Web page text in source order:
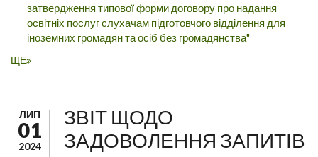
затвердження типової форми договору про надання
освітніх послуг слухачам підготовчого відділення для
іноземних громадян та осіб без громадянства"
ЩЕ
ЛИП
01
2024
ЗВІТ ЩОДО
ЗАДОВОЛЕННЯ ЗАПИТІВ